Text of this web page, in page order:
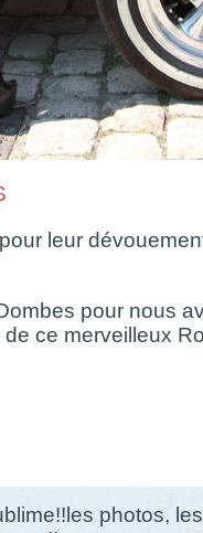
leur
pour nous
ce merveilleux
photos,